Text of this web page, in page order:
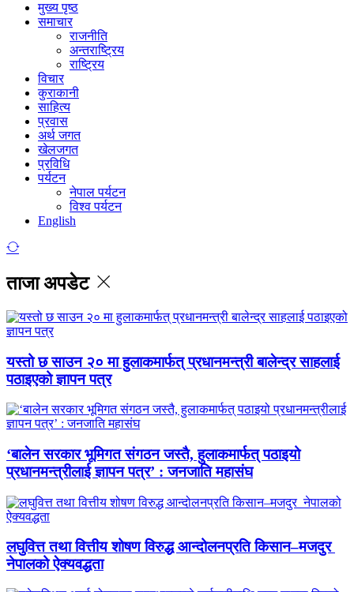
मुख्य पृष्ठ
समाचार
राजनीति
अन्तराष्ट्रिय
राष्ट्रिय
विचार
कुराकानी
साहित्य
प्रवास
अर्थ जगत
खेलजगत
प्रविधि
पर्यटन
नेपाल पर्यटन
विश्व पर्यटन
English
ताजा अपडेट
यस्तो छ साउन २० मा हुलाकमार्फत् प्रधानमन्त्री बालेन्द्र साहलाई
पठाइएको ज्ञापन पत्र
‘बालेन सरकार भूमिगत संगठन जस्तै, हुलाकमार्फत् पठाइयो
प्रधानमन्त्रीलाई ज्ञापन पत्र’ : जनजाति महासंघ
लघुवित्त तथा वित्तीय शोषण विरुद्ध आन्दोलनप्रति किसान–मजदुर
नेपालको ऐक्यवद्धता